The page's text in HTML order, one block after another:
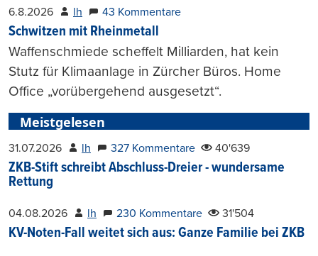
6.8.2026 lh 43 Kommentare
Schwitzen mit Rheinmetall
Waffenschmiede scheffelt Milliarden, hat kein
Stutz für Klimaanlage in Zürcher Büros. Home
Office „vorübergehend ausgesetzt“.
Meistgelesen
31.07.2026 lh 327 Kommentare 40'639
ZKB-Stift schreibt Abschluss-Dreier - wundersame
Rettung
04.08.2026 lh 230 Kommentare 31'504
KV-Noten-Fall weitet sich aus: Ganze Familie bei ZKB